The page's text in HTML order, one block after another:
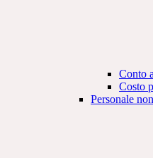
Conto
Costo
Personale